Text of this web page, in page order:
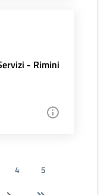
- Rimini
4
5